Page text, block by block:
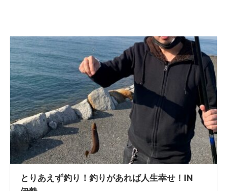
とりあえず釣り！釣りがあれば人生幸せ！IN